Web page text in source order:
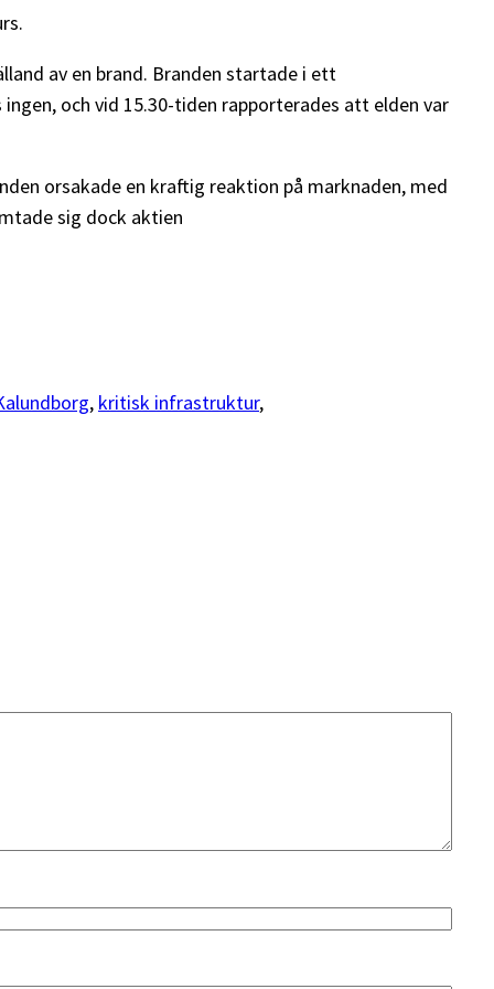
av en brand. Branden startade i ett
och vid 15.30-tiden rapporterades att elden var
orsakade en kraftig reaktion på marknaden, med
sig dock aktien
, kritisk infrastruktur